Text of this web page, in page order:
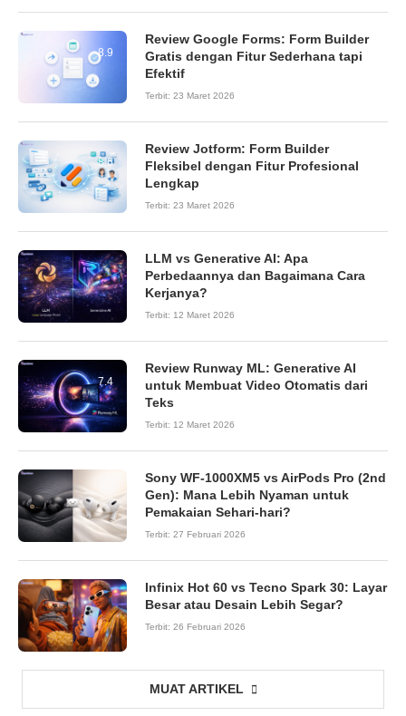
8.9
Review Google Forms: Form Builder
Gratis dengan Fitur Sederhana tapi
Efektif
Terbit: 23 Maret 2026
8.6
Review Jotform: Form Builder
Fleksibel dengan Fitur Profesional
Lengkap
Terbit: 23 Maret 2026
LLM vs Generative AI: Apa
Perbedaannya dan Bagaimana Cara
Kerjanya?
Terbit: 12 Maret 2026
7.4
Review Runway ML: Generative AI
untuk Membuat Video Otomatis dari
Teks
Terbit: 12 Maret 2026
Sony WF-1000XM5 vs AirPods Pro (2nd
Gen): Mana Lebih Nyaman untuk
Pemakaian Sehari-hari?
Terbit: 27 Februari 2026
Infinix Hot 60 vs Tecno Spark 30: Layar
Besar atau Desain Lebih Segar?
Terbit: 26 Februari 2026
MUAT ARTIKEL